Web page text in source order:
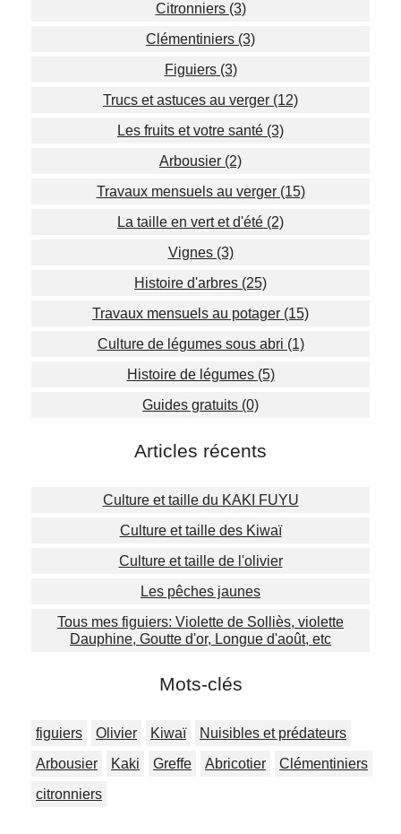
Citronniers (3)
Clémentiniers (3)
Figuiers (3)
Trucs et astuces au verger (12)
Les fruits et votre santé (3)
Arbousier (2)
Travaux mensuels au verger (15)
La taille en vert et d'été (2)
Vignes (3)
Histoire d'arbres (25)
Travaux mensuels au potager (15)
Culture de légumes sous abri (1)
Histoire de légumes (5)
Guides gratuits (0)
Articles récents
Culture et taille du KAKI FUYU
Culture et taille des Kiwaï
Culture et taille de l'olivier
Les pêches jaunes
Tous mes figuiers: Violette de Solliès, violette
Dauphine, Goutte d'or, Longue d'août, etc
Mots-clés
figuiers Olivier Kiwaï
Nuisibles et prédateurs
Arbousier
Kaki Greffe Abricotier
Clémentiniers
citronniers